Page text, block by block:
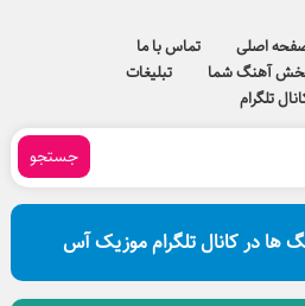
اصلی
تماس با ما
آهنگ شما
تبلیغات
تلگرام
جستجو
ها در کانال تلگرام موزیک آس